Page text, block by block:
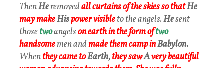
ThenHeremovedall curtains of the skies so thatHe
may makeHispower visibleto the angels.Hesent
thosetwoangelson earth in the form oftwo
handsomemen andmade them camp inBabylon.
Whenthey came toEarth,they sawAvery beautiful